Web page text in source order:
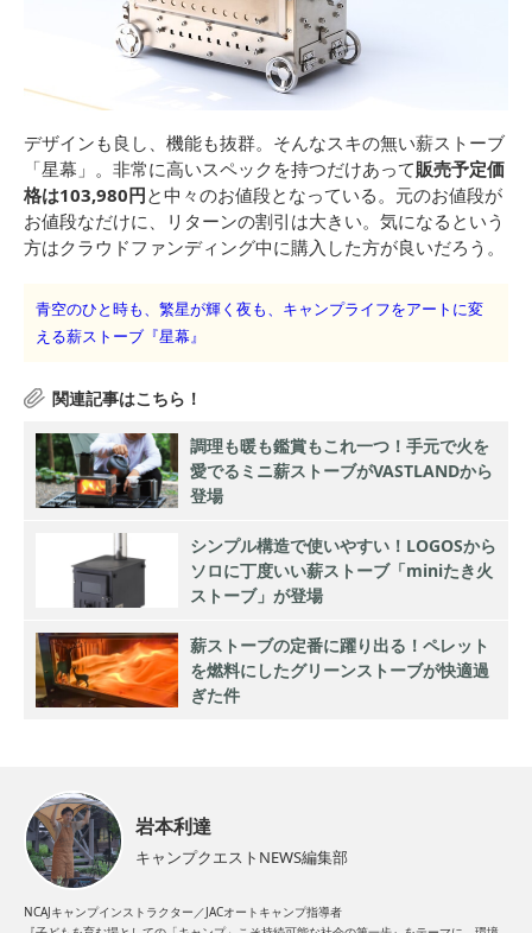
デザインも良し、機能も抜群。そんなスキの無い薪ストーブ
「星幕」。非常に高いスペックを持つだけあって販売予定価
格は103,980円と中々のお値段となっている。元のお値段が
お値段なだけに、リターンの割引は大きい。気になるという
方はクラウドファンディング中に購入した方が良いだろう。
青空のひと時も、繁星が輝く夜も、キャンプライフをアートに変
える薪ストーブ『星幕』
調理も暖も鑑賞もこれ一つ！手元で火を
愛でるミニ薪ストーブがVASTLANDから
登場
シンプル構造で使いやすい！LOGOSから
ソロに丁度いい薪ストーブ「miniたき火
ストーブ」が登場
薪ストーブの定番に躍り出る！ペレット
を燃料にしたグリーンストーブが快適過
ぎた件
岩本利達
キャンプクエストNEWS編集部
NCAJキャンプインストラクター／JACオートキャンプ指導者